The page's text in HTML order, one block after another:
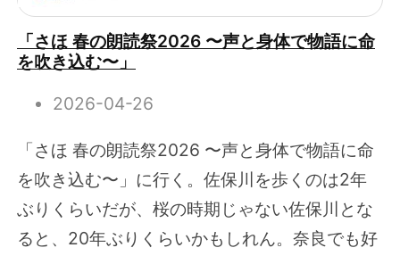
「さほ 春の朗読祭2026 〜声と身体で物語に命
を吹き込む〜」
2026-04-26
「さほ 春の朗読祭2026 〜声と身体で物語に命
を吹き込む〜」に行く。佐保川を歩くのは2年
ぶりくらいだが、桜の時期じゃない佐保川とな
ると、20年ぶりくらいかもしれん。奈良でも好